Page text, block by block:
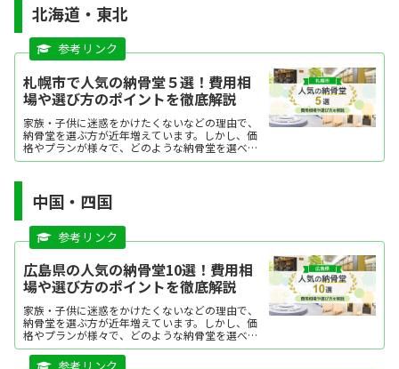
北海道・東北
札幌市で人気の納骨堂５選！費用相
場や選び方のポイントを徹底解説
家族・子供に迷惑をかけたくないなどの理由で、
納骨堂を選ぶ方が近年増えています。しかし、価
格やプランが様々で、どのような納骨堂を選べば
よいか迷う方も多いですよね。今回は、札幌市で
中国・四国
広島県の人気の納骨堂10選！費用相
場や選び方のポイントを徹底解説
家族・子供に迷惑をかけたくないなどの理由で、
納骨堂を選ぶ方が近年増えています。しかし、価
格やプランが様々で、どのような納骨堂を選べば
よいか迷う方も多いですよね。本記事では、広島
県で人気の納骨堂を、ランキング形式にてご紹介